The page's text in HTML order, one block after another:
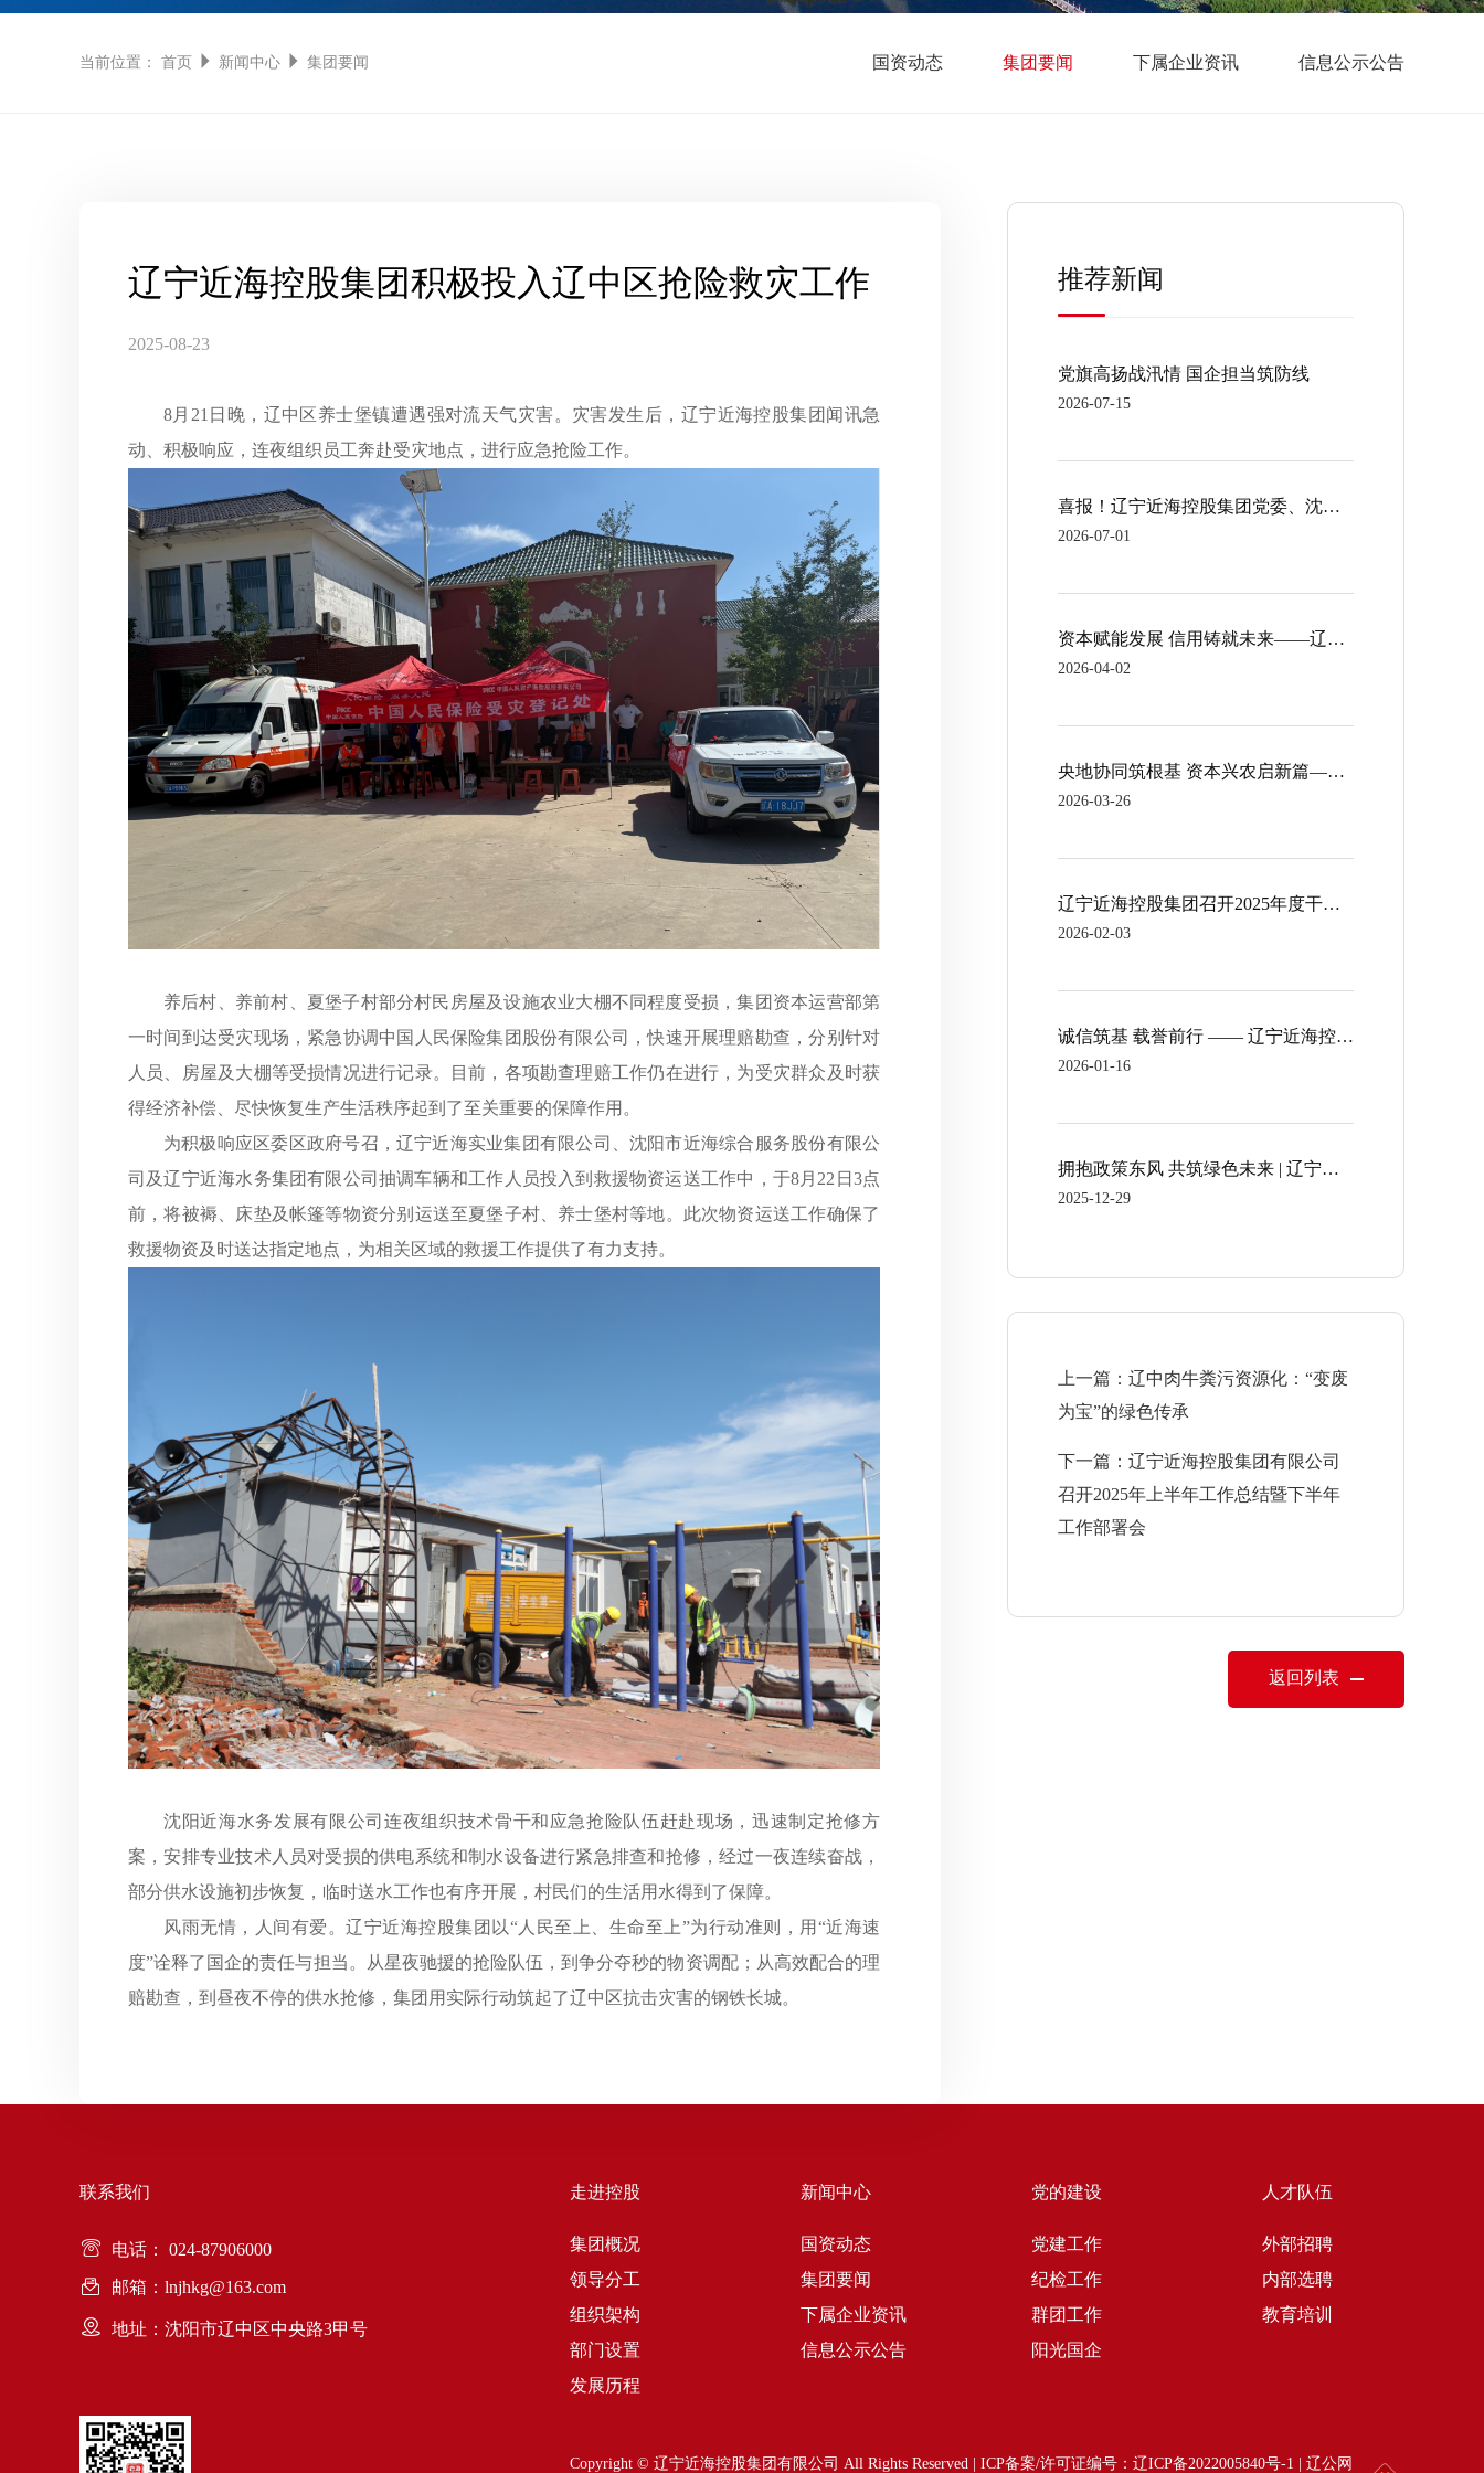
当前位置： 首页 新闻中心 集团要闻 国资动态 集团要闻 下属企业资讯 信息公示公告
辽宁近海控股集团积极投入辽中区抢险救灾工作
2025-08-23
8月21日晚，辽中区养士堡镇遭遇强对流天气灾害。灾害发生后，辽宁近海控股集团闻讯急
动、积极响应，连夜组织员工奔赴受灾地点，进行应急抢险工作。
养后村、养前村、夏堡子村部分村民房屋及设施农业大棚不同程度受损，集团资本运营部第
一时间到达受灾现场，紧急协调中国人民保险集团股份有限公司，快速开展理赔勘查，分别针对
人员、房屋及大棚等受损情况进行记录。目前，各项勘查理赔工作仍在进行，为受灾群众及时获
得经济补偿、尽快恢复生产生活秩序起到了至关重要的保障作用。
为积极响应区委区政府号召，辽宁近海实业集团有限公司、沈阳市近海综合服务股份有限公
司及辽宁近海水务集团有限公司抽调车辆和工作人员投入到救援物资运送工作中，于8月22日3点
前，将被褥、床垫及帐篷等物资分别运送至夏堡子村、养士堡村等地。此次物资运送工作确保了
救援物资及时送达指定地点，为相关区域的救援工作提供了有力支持。
沈阳近海水务发展有限公司连夜组织技术骨干和应急抢险队伍赶赴现场，迅速制定抢修方
案，安排专业技术人员对受损的供电系统和制水设备进行紧急排查和抢修，经过一夜连续奋战，
部分供水设施初步恢复，临时送水工作也有序开展，村民们的生活用水得到了保障。
风雨无情，人间有爱。辽宁近海控股集团以“人民至上、生命至上”为行动准则，用“近海速
度”诠释了国企的责任与担当。从星夜驰援的抢险队伍，到争分夺秒的物资调配；从高效配合的理
赔勘查，到昼夜不停的供水抢修，集团用实际行动筑起了辽中区抗击灾害的钢铁长城。
推荐新闻
党旗高扬战汛情 国企担当筑防线
2026-07-15
喜报！辽宁近海控股集团党委、沈阳市辽中区鑫宇农业科技有限公司党支部双双荣获表彰！
2026-07-01
资本赋能发展 信用铸就未来——辽宁近海控股集团成功获评AA+主体信用评级
2026-04-02
央地协同筑根基 资本兴农启新篇——辽宁近海控股集团成功参与设立辽宁省首支国家级农业产业基金
2026-03-26
辽宁近海控股集团召开2025年度干部考核测评会议
2026-02-03
诚信筑基 载誉前行 —— 辽宁近海控股集团两家子公司荣获沈阳市 “文明诚信单位” 称号
2026-01-16
拥抱政策东风 共筑绿色未来 | 辽宁近海控股集团农业绿色循环项目成功获得中国农业发展银行授信支持
2025-12-29
上一篇：辽中肉牛粪污资源化：“变废
为宝”的绿色传承
下一篇：辽宁近海控股集团有限公司
召开2025年上半年工作总结暨下半年
工作部署会
返回列表
联系我们
电话： 024-87906000
邮箱：lnjhkg@163.com
地址：沈阳市辽中区中央路3甲号
走进控股
集团概况
领导分工
组织架构
部门设置
发展历程
新闻中心
国资动态
集团要闻
下属企业资讯
信息公示公告
党的建设
党建工作
纪检工作
群团工作
阳光国企
人才队伍
外部招聘
内部选聘
教育培训
Copyright © 辽宁近海控股集团有限公司 All Rights Reserved | ICP备案/许可证编号： 辽ICP备2022005840号-1 辽公网